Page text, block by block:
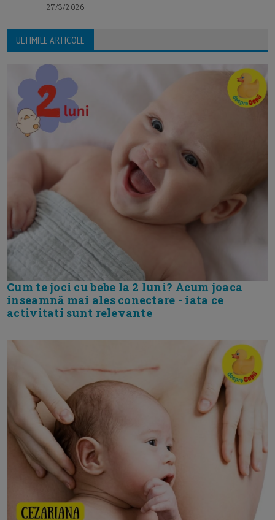
27/3/2026
ULTIMILE ARTICOLE
Cum te joci cu bebe la 2 luni? Acum joaca
inseamnă mai ales conectare - iata ce
activitati sunt relevante